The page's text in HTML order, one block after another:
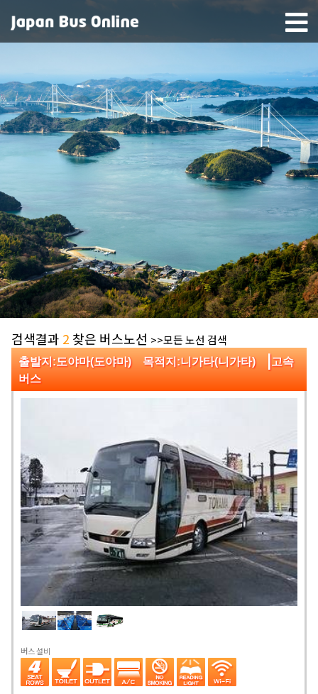
검색결과 2 찾은 버스노선 >>모든 노선 검색
출발지:도야마(도야마) 목적지:니가타(니가타) |고속
버스
버스 설비